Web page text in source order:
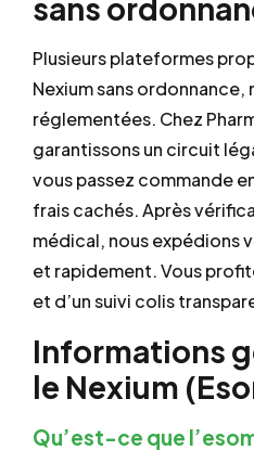
sans
Plusieurs plateformes
Nexium sans
réglementées. Chez
garantissons un circuit
vous passez commande
frais cachés. Après
médical, nous expédions
et rapidement. Vous
et d’un suivi colis
Informations
le Nexium
Qu’est-ce que